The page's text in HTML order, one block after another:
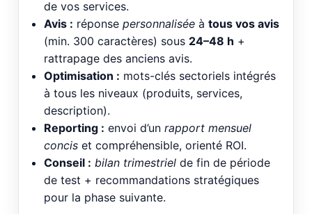
de vos services.
Avis : réponse personnalisée à tous vos avis
(min. 300 caractères) sous 24–48 h +
rattrapage des anciens avis.
Optimisation : mots-clés sectoriels intégrés
à tous les niveaux (produits, services,
description).
Reporting : envoi d’un rapport mensuel
concis et compréhensible, orienté ROI.
Conseil : bilan trimestriel de fin de période
de test + recommandations stratégiques
pour la phase suivante.